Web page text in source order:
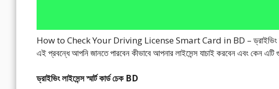
How to Check Your Driving License Smart Card in BD – ড্রাইভিং
এই প্রবন্ধে আপনি জানতে পারবেন কীভাবে আপনার লাইসেন্স যাচাই করবেন এবং কেন এটি
ড্রাইভিং লাইসেন্স স্মার্ট কার্ড চেক BD